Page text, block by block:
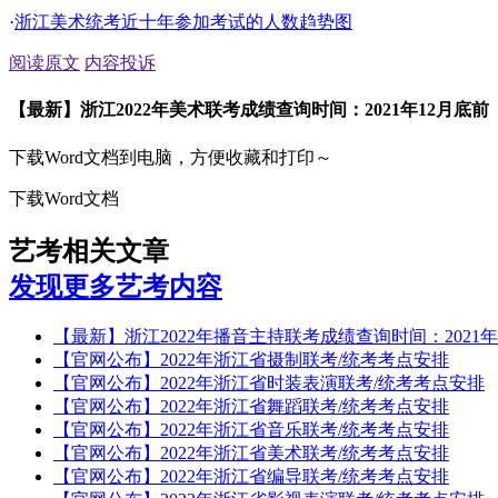
·浙江美术统考近十年参加考试的人数趋势图
阅读原文 内容投诉
【最新】浙江2022年美术联考成绩查询时间：2021年12月底前
下载Word文档到电脑，方便收藏和打印～
下载Word文档
艺考相关文章
发现更多艺考内容
【最新】浙江2022年播音主持联考成绩查询时间：2021
【官网公布】2022年浙江省摄制联考/统考考点安排
【官网公布】2022年浙江省时装表演联考/统考考点安排
【官网公布】2022年浙江省舞蹈联考/统考考点安排
【官网公布】2022年浙江省音乐联考/统考考点安排
【官网公布】2022年浙江省美术联考/统考考点安排
【官网公布】2022年浙江省编导联考/统考考点安排